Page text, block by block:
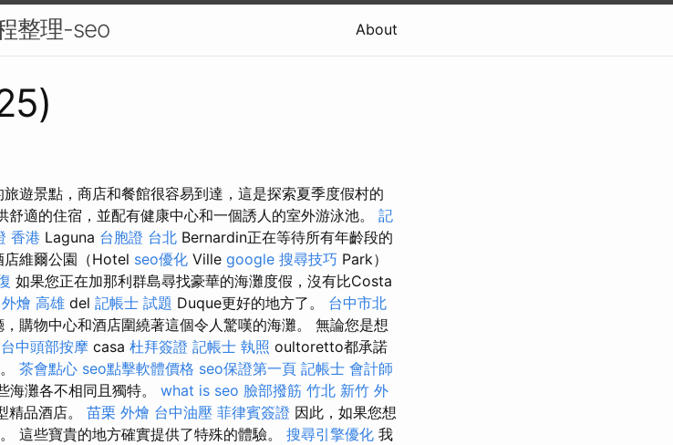
整理-seo About
遊景點，商店和餐館很容易到達，這是探索夏季度假村的
舒適的住宿，並配有健康中心和一個誘人的室外游泳池。 記
香港 Laguna 台胞證 台北 Bernardin正在等待所有年齡段的
店維爾公園（Hotel seo優化 Ville google 搜尋技巧 Park）
如果您正在加那利群島尋找豪華的海灘度假，沒有比Costa
外燴 高雄 del 記帳士 試題 Duque更好的地方了。 台中市北
購物中心和酒店圍繞著這個令人驚嘆的海灘。 無論您是想
台中頭部按摩 casa 杜拜簽證 記帳士 執照 oultoretto都承諾
茶會點心 seo點擊軟體價格 seo保證第一頁 記帳士 會計師
灘各不相同且獨特。 what is seo 臉部撥筋 竹北 新竹 外
精品酒店。 苗栗 外燴 台中油壓 菲律賓簽證 因此，如果您想
這些寶貴的地方確實提供了特殊的體驗。 搜尋引擎優化 我